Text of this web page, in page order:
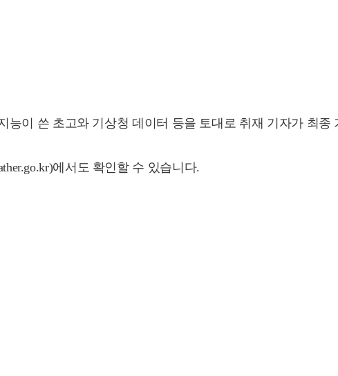
이 쓴 초고와 기상청 데이터 등을 토대로 취재 기자가 최종
에서도 확인할 수 있습니다.